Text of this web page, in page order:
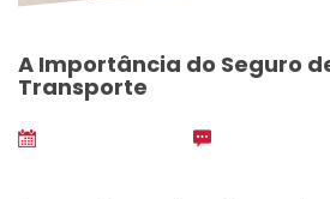
A Importância do Seguro
Transporte